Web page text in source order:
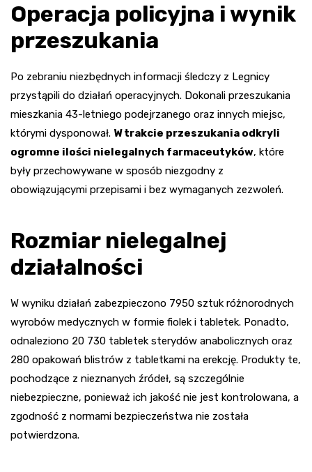
Operacja policyjna i wynik
przeszukania
Po zebraniu niezbędnych informacji śledczy z Legnicy
przystąpili do działań operacyjnych. Dokonali przeszukania
mieszkania 43-letniego podejrzanego oraz innych miejsc,
którymi dysponował. W trakcie przeszukania odkryli
ogromne ilości nielegalnych farmaceutyków, które
były przechowywane w sposób niezgodny z
obowiązującymi przepisami i bez wymaganych zezwoleń.
Rozmiar nielegalnej
działalności
W wyniku działań zabezpieczono 7950 sztuk różnorodnych
wyrobów medycznych w formie fiolek i tabletek. Ponadto,
odnaleziono 20 730 tabletek sterydów anabolicznych oraz
280 opakowań blistrów z tabletkami na erekcję. Produkty te,
pochodzące z nieznanych źródeł, są szczególnie
niebezpieczne, ponieważ ich jakość nie jest kontrolowana, a
zgodność z normami bezpieczeństwa nie została
potwierdzona.